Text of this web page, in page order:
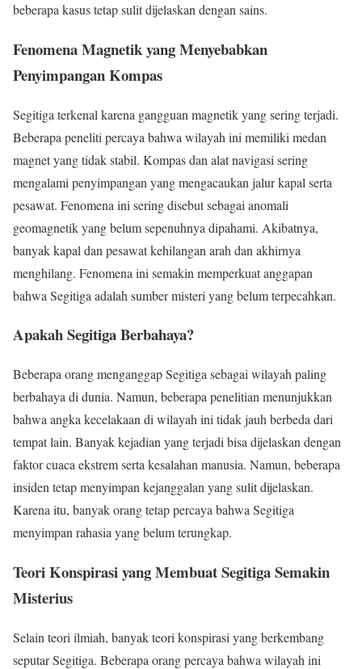
beberapa kasus tetap sulit dijelaskan dengan sains.
Fenomena Magnetik yang Menyebabkan
Penyimpangan Kompas
Segitiga terkenal karena gangguan magnetik yang sering terjadi.
Beberapa peneliti percaya bahwa wilayah ini memiliki medan
magnet yang tidak stabil. Kompas dan alat navigasi sering
mengalami penyimpangan yang mengacaukan jalur kapal serta
pesawat. Fenomena ini sering disebut sebagai anomali
geomagnetik yang belum sepenuhnya dipahami. Akibatnya,
banyak kapal dan pesawat kehilangan arah dan akhirnya
menghilang. Fenomena ini semakin memperkuat anggapan
bahwa Segitiga adalah sumber misteri yang belum terpecahkan.
Apakah Segitiga Berbahaya?
Beberapa orang menganggap Segitiga sebagai wilayah paling
berbahaya di dunia. Namun, beberapa penelitian menunjukkan
bahwa angka kecelakaan di wilayah ini tidak jauh berbeda dari
tempat lain. Banyak kejadian yang terjadi bisa dijelaskan dengan
faktor cuaca ekstrem serta kesalahan manusia. Namun, beberapa
insiden tetap menyimpan kejanggalan yang sulit dijelaskan.
Karena itu, banyak orang tetap percaya bahwa Segitiga
menyimpan rahasia yang belum terungkap.
Teori Konspirasi yang Membuat Segitiga Semakin
Misterius
Selain teori ilmiah, banyak teori konspirasi yang berkembang
seputar Segitiga. Beberapa orang percaya bahwa wilayah ini